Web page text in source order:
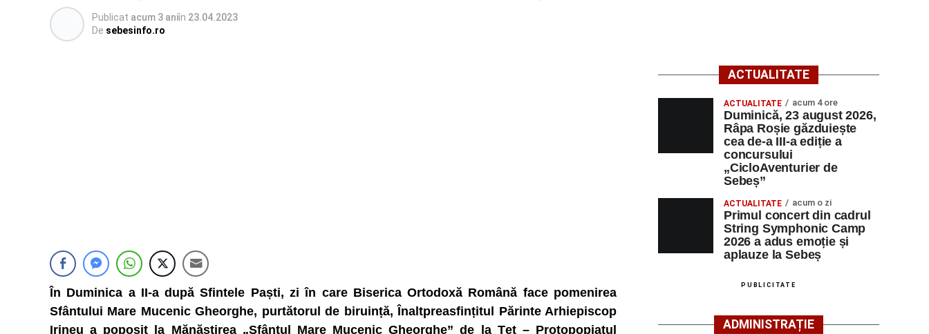
Publicat acum 3 aniîn 23.04.2023
De sebesinfo.ro
În Duminica a II-a după Sfintele Paști, zi în care Biserica Ortodoxă Română face pomenirea
Sfântului Mare Mucenic Gheorghe, purtătorul de biruință, Înaltpreasfințitul Părinte Arhiepiscop
Irineu a poposit la Mănăstirea „Sfântul Mare Mucenic Gheorghe” de la Țeț – Protopopiatul
ACTUALITATE
ACTUALITATE acum 4 ore
Duminică, 23 august 2026,
Râpa Roșie găzduiește
cea de-a III-a ediție a
concursului
„CicloAventurier de
Sebeș”
ACTUALITATE acum o zi
Primul concert din cadrul
String Symphonic Camp
2026 a adus emoție și
aplauze la Sebeș
PUBLICITATE
ADMINISTRAȚIE